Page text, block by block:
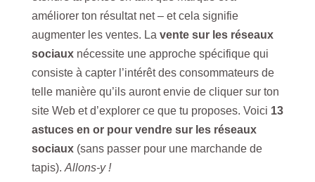
améliorer ton résultat net – et cela signifie
augmenter les ventes. La vente sur les réseaux
sociauxnécessite une approche spécifique qui
consiste à capter l’intérêt des consommateurs de
telle manière qu’ils auront envie de cliquer sur ton
site Web et d’explorer ce que tu proposes. Voici 13
astuces en or pour vendre sur les réseaux
sociaux(sans passer pour une marchande de
tapis). Allons-y !